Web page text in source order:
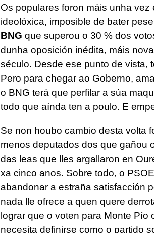
Os populares foron máis unha
ideolóxica, imposible de bater
BNG que superou o 30 % dos
dunha oposición inédita, máis
século. Desde ese punto de vista,
Pero para chegar ao Goberno,
o BNG terá que perfilar a súa
todo que aínda ten a poulo. E
Se non houbo cambio desta volta
menos deputados dos que gañou
das leas que lles argallaron en
xa cinco anos. Sobre todo, o
abandonar a estraña satisfacción
nada lle ofrece a quen quere
lograr que o voten para Monte
necesita definirse como o partido